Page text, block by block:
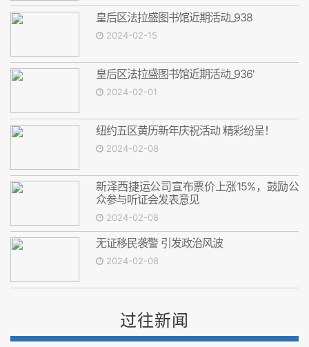
皇后区法拉盛图书馆近期活动_938
2024-02-15
皇后区法拉盛图书馆近期活动_936'
2024-02-01
纽约五区黄历新年庆祝活动 精彩纷呈！
2024-02-08
新泽西捷运公司宣布票价上涨15%，鼓励公
众参与听证会发表意见
2024-02-08
无证移民袭警 引发政治风波
2024-02-08
过往新闻